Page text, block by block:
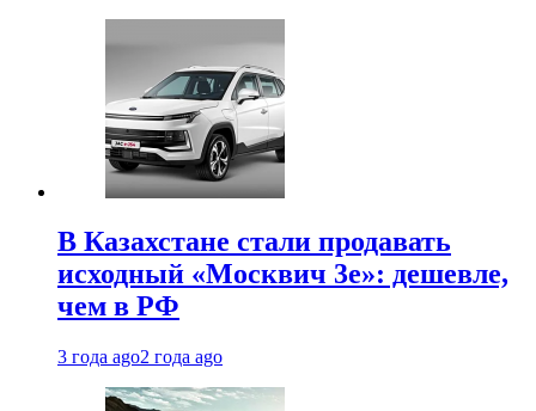
В Казахстане стали продавать
исходный «Москвич 3e»: дешевле,
чем в РФ
3 года ago2 года ago